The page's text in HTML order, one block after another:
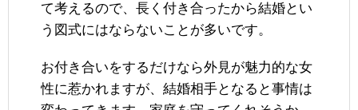
て考えるので、長く付き合ったから結婚とい
う図式にはならないことが多いです。
お付き合いをするだけなら外見が魅力的な女
性に惹かれますが、結婚相手となると事情は